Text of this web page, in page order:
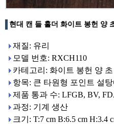
현대 캔 들 홀더 화이트 봉헌 양
재질: 유리
모델 번호: RXCH110
카테고리: 화이트 봉헌 양 초
항목: 큰 타원형 포인트 설
제품 통과 수: LFGB, BV,
과정: 기계 생산
크기: T:7 cm B:6.5 cm H:3.4